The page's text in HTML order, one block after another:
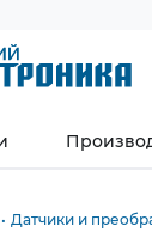
Датчики и